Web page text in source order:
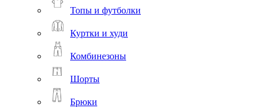
Топы и футболки
Куртки и худи
Комбинезоны
Шорты
Брюки